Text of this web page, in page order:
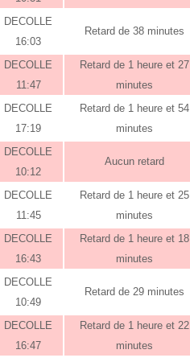
DECOLLE
16:03
Retard de 38 minutes
DECOLLE
11:47
Retard de 1 heure et 27
minutes
DECOLLE
17:19
Retard de 1 heure et 54
minutes
DECOLLE
10:12
Aucun retard
DECOLLE
11:45
Retard de 1 heure et 25
minutes
DECOLLE
16:43
Retard de 1 heure et 18
minutes
DECOLLE
10:49
Retard de 29 minutes
DECOLLE
16:47
Retard de 1 heure et 22
minutes